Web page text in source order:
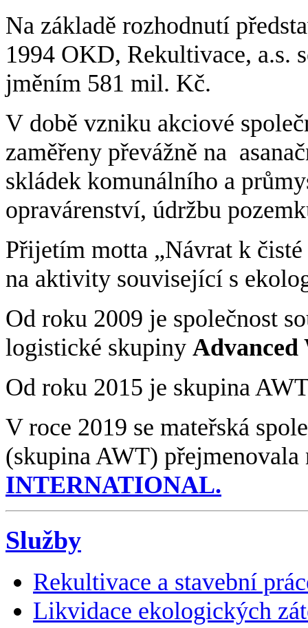
Na základě rozhodnutí
1994 OKD, Rekultivace, a.s.
jměním 581 mil. Kč.
V době vzniku akciové
zaměřeny převážně na
skládek komunálního a
opravárenství, údržbu
Přijetím motta „Návrat k čisté
na aktivity související s
Od roku 2009 je společnost
logistické skupiny
Od roku 2015 je skupina
V roce 2019 se mateřská
(skupina AWT)
INTERNATIONAL.
Služby
Rekultivace a stavební
Likvidace ekologických